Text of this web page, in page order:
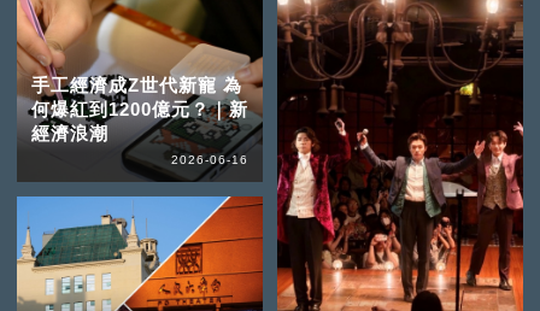
手工經濟成Z世代新寵 為
何爆紅到1200億元？｜新
經濟浪潮
2026-06-16